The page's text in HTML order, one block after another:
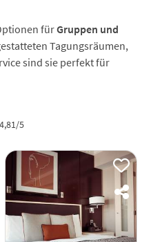
fürGruppen und
Tagungsräumen,
sind sie perfekt für
4,81/5